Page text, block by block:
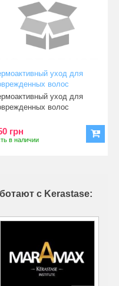
уход для
волос
Ciment Thermique
уход для
волос
грн
в наличии
с Kerastase: